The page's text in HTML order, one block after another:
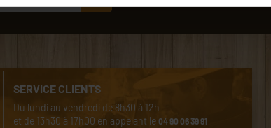
SERVICE CLIENTS
Du lundi au vendredi de 8h30 à 12h
et de 13h30 à 17h00 en appelant le04 90 06 39 91